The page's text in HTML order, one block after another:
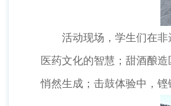
活动现场，学生们在非遗
医药文化的智慧；甜酒酿
悄然生成；击鼓体验中，